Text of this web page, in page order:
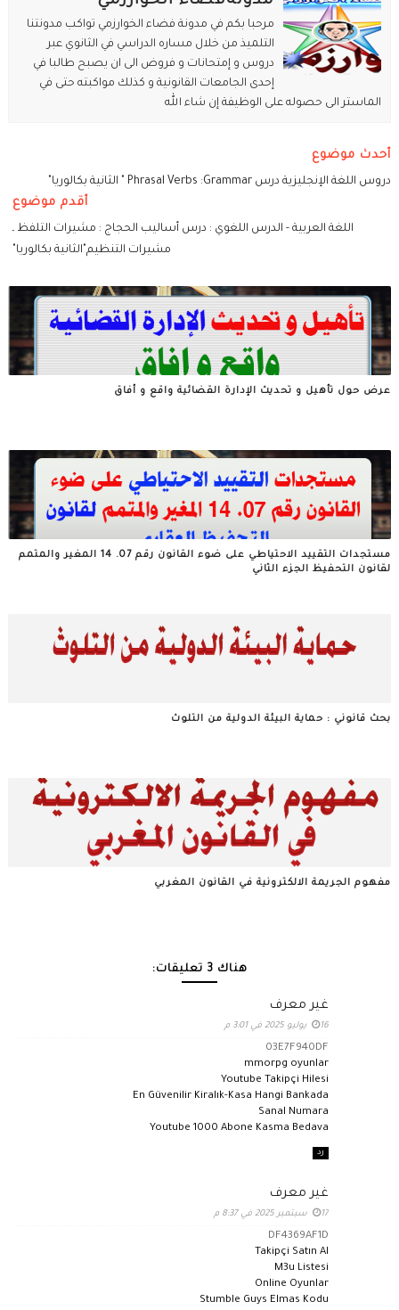
مرحبا بكم في مدونة فضاء الخوارزمي تواكب مدونتنا
التلميذ من خلال مساره الدراسي في الثانوي عبر
دروس و إمتحانات و فروض الى ان يصبح طالبا في
إحدى الجامعات القانونية و كذلك مواكبته حتى في
الماستر الى حصوله على الوظيفة إن شاء الله
أحدث موضوع
دروس اللغة الإنجليزية درس Phrasal Verbs :Grammar " الثانية بكالوريا"
أقدم موضوع
اللغة العربية - الدرس اللغوي : درس أساليب الحجاج : مشيرات التلفظ ـ
مشيرات التنظيم"الثانية بكالوريا"
عرض حول تأهيل و تحديث الإدارة القضائية واقع و أفاق
مستجدات التقييد الاحتياطي على ضوء القانون رقم 07. 14 المغير والمتمم
لقانون التحفيظ الجزء الثاني
بحث قانوني : حماية البيئة الدولية من التلوث
مفهوم الجريمة الالكترونية في القانون المغربي
هناك 3 تعليقات:
غير معرف
16 يوليو 2025 في 3:01 م
03E7F940DF
mmorpg oyunlar
Youtube Takipçi Hilesi
En Güvenilir Kiralık-Kasa Hangi Bankada
Sanal Numara
Youtube 1000 Abone Kasma Bedava
رد
غير معرف
17 سبتمبر 2025 في 8:37 م
DF4369AF1D
Takipçi Satın Al
M3u Listesi
Online Oyunlar
Stumble Guys Elmas Kodu